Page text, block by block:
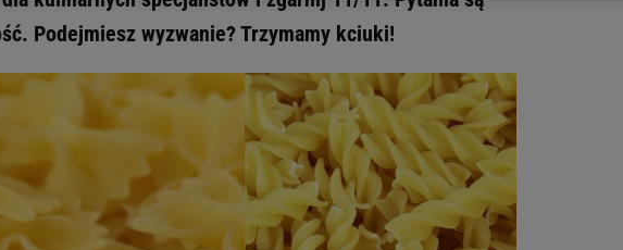
Podejmiesz wyzwanie? Trzymamy kciuki!
narzędzie do zarządzania twoimi preferencjami dot. przetwarzania danych poprzez
” w stopce serwisu i przechodząc do „Ustawień Zaawansowanych”. Zmiana ustawień
i Agora S.A. możemy przetwarzać dane osobowe w następujących celach:
geolokalizacyjnych. Aktywne skanowanie charakterystyki urządzenia do celów identyfikacji.
na urządzeniu lub dostęp do nich. Spersonalizowane reklamy i treści, pomiar reklam i treści,
usług.
Lista Zaufanych Partnerów